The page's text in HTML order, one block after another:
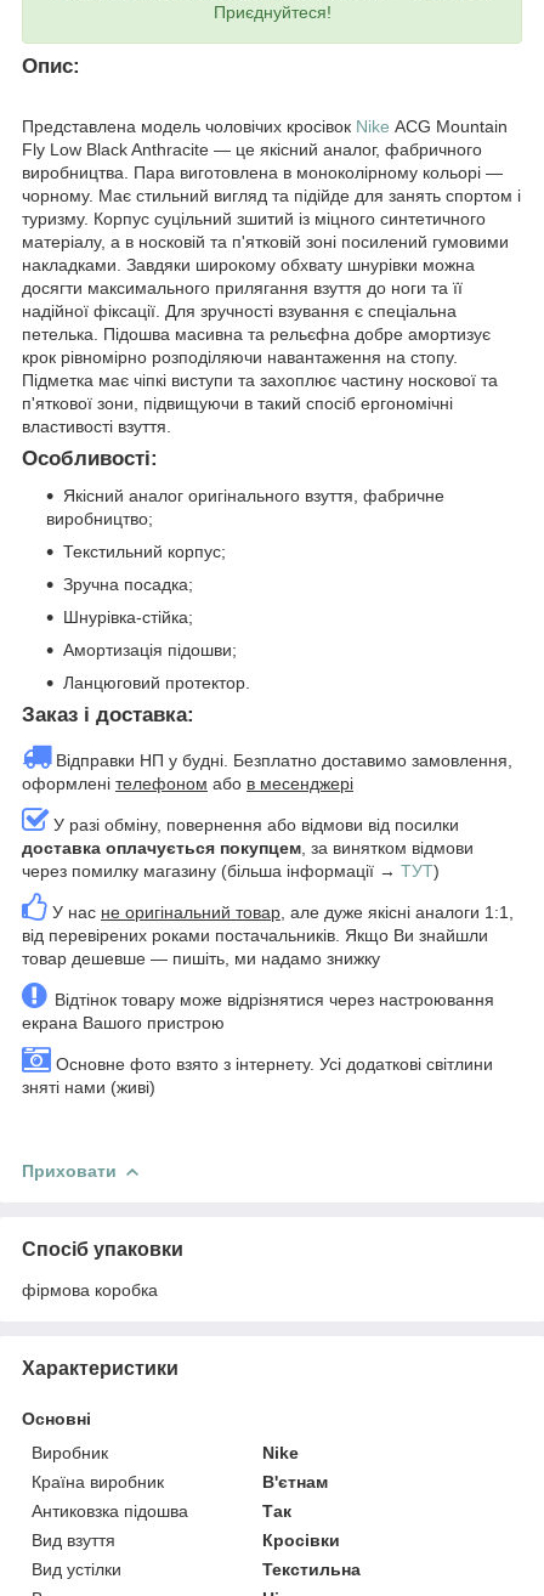
Приєднуйтеся!
Опис:
Представлена модель чоловічих кросівок Nike ACG Mountain
Fly Low Black Anthracite — це якісний аналог, фабричного
виробництва. Пара виготовлена в моноколірному кольорі —
чорному. Має стильний вигляд та підійде для занять спортом і
туризму. Корпус суцільний зшитий із міцного синтетичного
матеріалу, а в носковій та п'ятковій зоні посилений гумовими
накладками. Завдяки широкому обхвату шнурівки можна
досягти максимального прилягання взуття до ноги та її
надійної фіксації. Для зручності взування є спеціальна
петелька. Підошва масивна та рельєфна добре амортизує
крок рівномірно розподіляючи навантаження на стопу.
Підметка має чіпкі виступи та захоплює частину носкової та
п'яткової зони, підвищуючи в такий спосіб ергономічні
властивості взуття.
Особливості:
Якісний аналог оригінального взуття, фабричне
виробництво;
Текстильний корпус;
Зручна посадка;
Шнурівка-стійка;
Амортизація підошви;
Ланцюговий протектор.
Заказ і доставка:
Відправки НП у будні. Безплатно доставимо замовлення,
оформлені телефоном або в месенджері
У разі обміну, повернення або відмови від посилки
доставка оплачується покупцем , за винятком відмови
через помилку магазину (більша інформації → ТУТ)
У нас не оригінальний товар , але дуже якісні аналоги 1:1,
від перевірених роками постачальників. Якщо Ви знайшли
товар дешевше — пишіть, ми надамо знижку
Відтінок товару може відрізнятися через настроювання
екрана Вашого пристрою
Основне фото взято з інтернету. Усі додаткові світлини
зняті нами (живі)
Приховати
Спосіб упаковки
фірмова коробка
Характеристики
Основні
Виробник
Nike
Країна виробник
В'єтнам
Антиковзка підошва
Так
Вид взуття
Кросівки
Вид устілки
Текстильна